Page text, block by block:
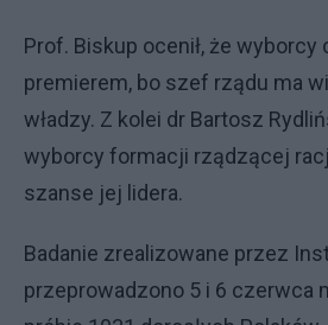
Prof. Biskup ocenił, że wyborcy
premierem, bo szef rządu ma
władzy. Z kolei dr Bartosz
wyborcy formacji rządzącej
szanse jej lidera.
Badanie zrealizowane przez
przeprowadzono 5 i 6 czerwca